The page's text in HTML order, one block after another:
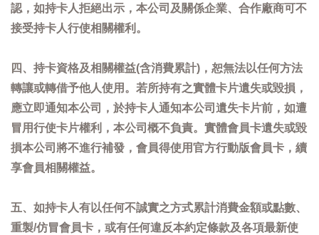
認，如持卡人拒絕出示，本公司及關係企業、合作廠商可不
接受持卡人行使相關權利。
四、持卡資格及相關權益(含消費累計)，恕無法以任何方法
轉讓或轉借予他人使用。若所持有之實體卡片遺失或毀損，
應立即通知本公司，於持卡人通知本公司遺失卡片前，如遭
冒用行使卡片權利，本公司概不負責。實體會員卡遺失或毀
損本公司將不進行補發，會員得使用官方行動版會員卡，續
享會員相關權益。
五、如持卡人有以任何不誠實之方式累計消費金額或點數、
重製/仿冒會員卡，或有任何違反本約定條款及各項最新使